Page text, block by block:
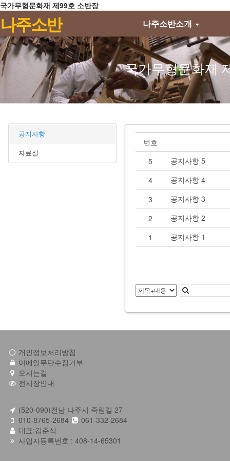
메뉴 건너뛰기
국가무형문화재 제99호 소반장
나주소반 나주소반소개
국가무형문화재
공지사항
자료실
번호
5
공지사항 5
4
공지사항 4
3
공지사항 3
2
공지사항 2
1
공지사항 1
개인정보처리방침
이메일무단수집거부
오시는길
전시장안내
(520-090)전남 나주시 죽림길 27
010-8765-2684
061-332-2684
대표:김춘식
사업자등록번호 : 408-14-65301